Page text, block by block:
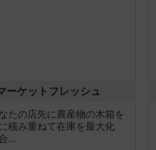
ーケットフレッシュ
たの店先に農産物の木箱を
積み重ねて在庫を最大化
...